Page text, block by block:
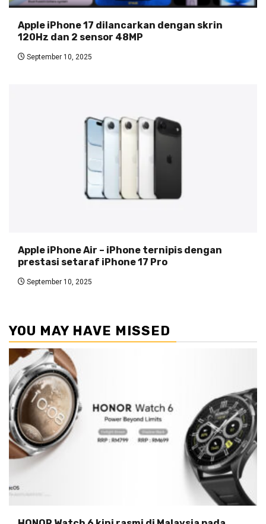
Apple iPhone 17 dilancarkan dengan skrin
120Hz dan 2 sensor 48MP
September 10, 2025
Apple iPhone Air – iPhone ternipis dengan
prestasi setaraf iPhone 17 Pro
September 10, 2025
YOU MAY HAVE MISSED